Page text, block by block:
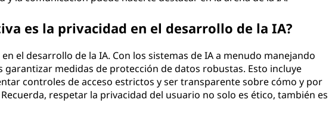
es la privacidad en el desarrollo de la IA?
el desarrollo de la IA. Con los sistemas de IA a menudo manejando
garantizar medidas de protección de datos robustas. Esto incluye
controles de acceso estrictos y ser transparente sobre cómo y por
respetar la privacidad del usuario no solo es ético, también es